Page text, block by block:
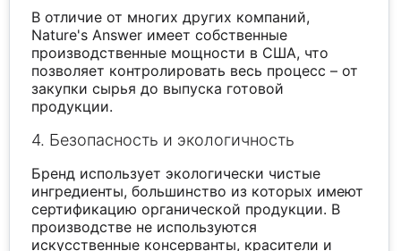
В отличие от многих других компаний,
Nature's Answer имеет собственные
производственные мощности в США, что
позволяет контролировать весь процесс – от
закупки сырья до выпуска готовой
продукции.
4. Безопасность и экологичность
Бренд использует экологически чистые
ингредиенты, большинство из которых имеют
сертификацию органической продукции. В
производстве не используются
искусственные консерванты, красители и